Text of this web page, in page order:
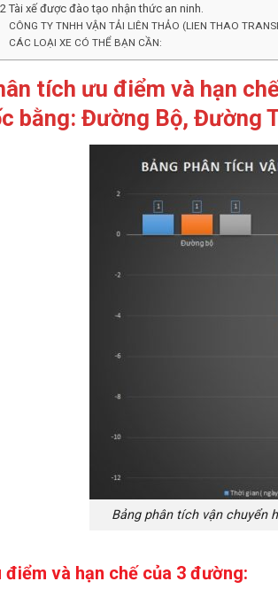
Tài xế được đào tạo nhận thức an ninh.
CÔNG TY TNHH VẬN TẢI LIÊN THẢO (LIEN THAO
CÁC LOẠI XE CÓ THỂ BẠN CẦN:
tích ưu điểm và hạn
bằng: Đường Bộ, Đường
Bảng phân tích vận chuyển
điểm và hạn chế của 3 đường: